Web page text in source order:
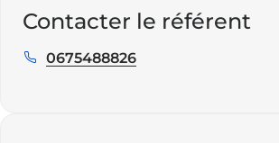
Contacter le référent
Téléphone
0675488826